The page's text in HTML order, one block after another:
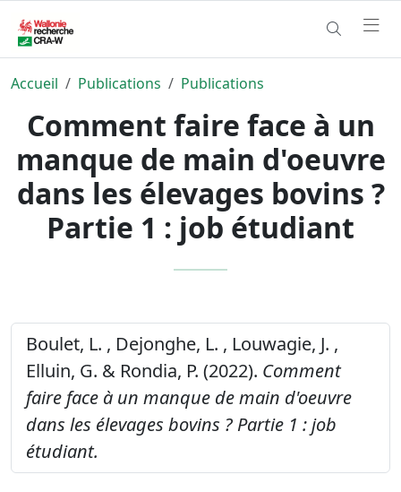
Accueil Publications Publications
Comment faire face à un
manque de main d'oeuvre
dans les élevages bovins ?
Partie 1 : job étudiant
Boulet, L. , Dejonghe, L. , Louwagie, J. ,
Elluin, G. & Rondia, P. (2022). Comment
faire face à un manque de main d'oeuvre
dans les élevages bovins ? Partie 1 : job
étudiant.